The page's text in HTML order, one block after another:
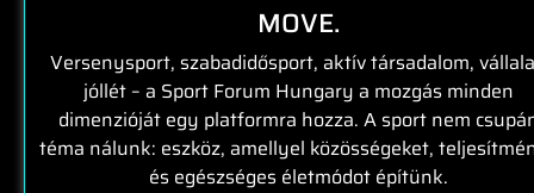
MOVE.
Versenysport, szabadidősport, aktív társadalom,
jóllét – a Sport Forum Hungary a mozgás minden
dimenzióját egy platformra hozza. A sport nem
téma nálunk: eszköz, amellyel közösségeket,
és egészséges életmódot építünk.